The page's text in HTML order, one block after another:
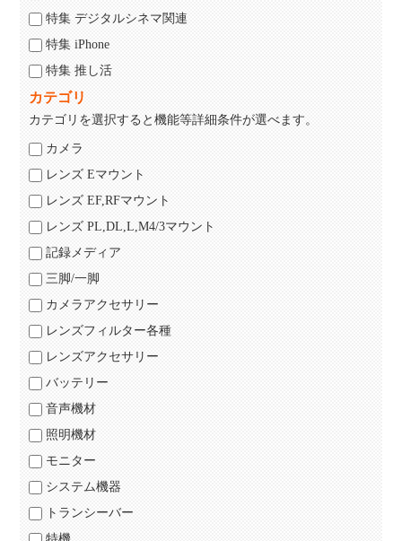
特集 デジタルシネマ関連
特集 iPhone
特集 推し活
カテゴリ
カテゴリを選択すると機能等詳細条件が選べます。
カメラ
レンズ Eマウント
レンズ EF,RFマウント
レンズ PL,DL,L,M4/3マウント
記録メディア
三脚/一脚
カメラアクセサリー
レンズフィルター各種
レンズアクセサリー
バッテリー
音声機材
照明機材
モニター
システム機器
トランシーバー